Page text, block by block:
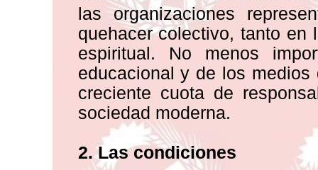
las organizaciones
quehacer colectivo, tanto
espiritual. No menos
educacional y de los
creciente cuota de
sociedad moderna.
2. Las condiciones